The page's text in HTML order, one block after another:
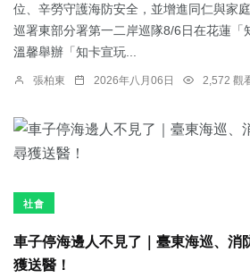
位、辛勞守護海防安全，並增進同仁與家
巡署東部分署第一二岸巡隊8/6日在花蓮「
溫馨舉辦「知卡宣玩...
張柏東 2026年八月06日 2,572 觀
社會
車子停海邊人不見了｜臺東海巡、消
獲送醫！